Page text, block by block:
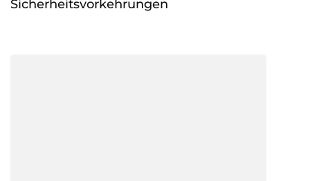
Sicherheitsvorkehrungen